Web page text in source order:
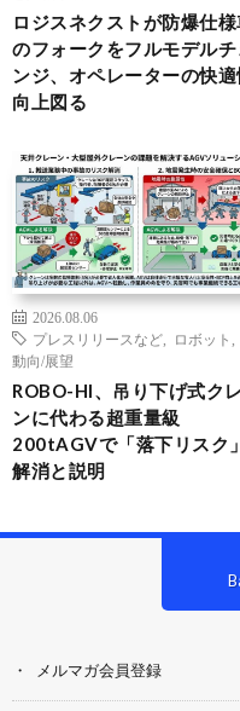
ロジスネクストが防爆仕様
のフォークをフルモデルチ
ンジ、オペレーターの快適
向上図る
2026.08.06
プレスリリースなど
ロボット
動向/展望
ROBO-HI、吊り下げ式ク
ンに代わる超重量級
200tAGVで「落下リスク」
解消と説明
メルマガ会員登録